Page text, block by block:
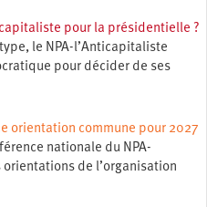
pour la présidentielle ?
le NPA-l’Anticapitaliste
pour décider de ses
orientation commune pour 2027
nationale du NPA-
de l’organisation